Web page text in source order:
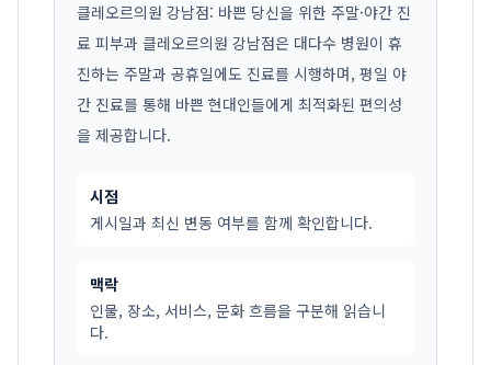
클레오르의원 강남점: 바쁜 당신을 위한 주말·야간 진
료 피부과 클레오르의원 강남점은 대다수 병원이 휴
진하는 주말과 공휴일에도 진료를 시행하며, 평일 야
간 진료를 통해 바쁜 현대인들에게 최적화된 편의성
을 제공합니다.
시점
게시일과 최신 변동 여부를 함께 확인합니다.
맥락
인물, 장소, 서비스, 문화 흐름을 구분해 읽습니
다.